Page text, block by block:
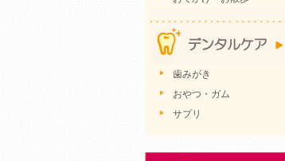
歯みがき
おやつ・ガム
サプリ